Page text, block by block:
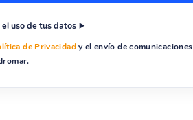
uso de tus datos
de Privacidady el envío de comunicaciones